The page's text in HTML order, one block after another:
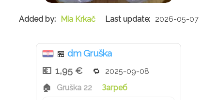
Mia Krkač 2026-05-07
🏪 dm Gruška
1,95 €
2025-09-08
Gruška 22
Загреб